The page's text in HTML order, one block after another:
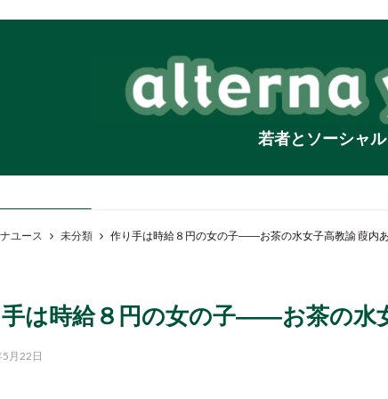
若者とソーシャ
ユース 未分類 作り手は時給８円の女の子――お茶の水女子高教諭 葭内
は時給８円の女の子――お茶の水
月22日